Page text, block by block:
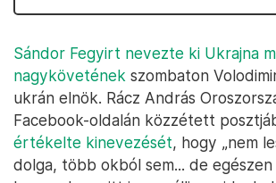
Sándor Fegyirt nevezte ki Ukrajna
nagykövetének szombaton
ukrán elnök. Rácz András
Facebook-oldalán közzétett
értékelte kinevezését, hogy „nem
dolga, több okból sem... de